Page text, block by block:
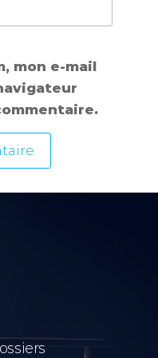
mon e-mail